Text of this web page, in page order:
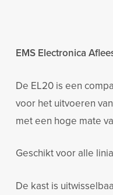
EMS Electronica
De EL20 is een
voor het uitvoeren
met een hoge mate
Geschikt voor alle
De kast is